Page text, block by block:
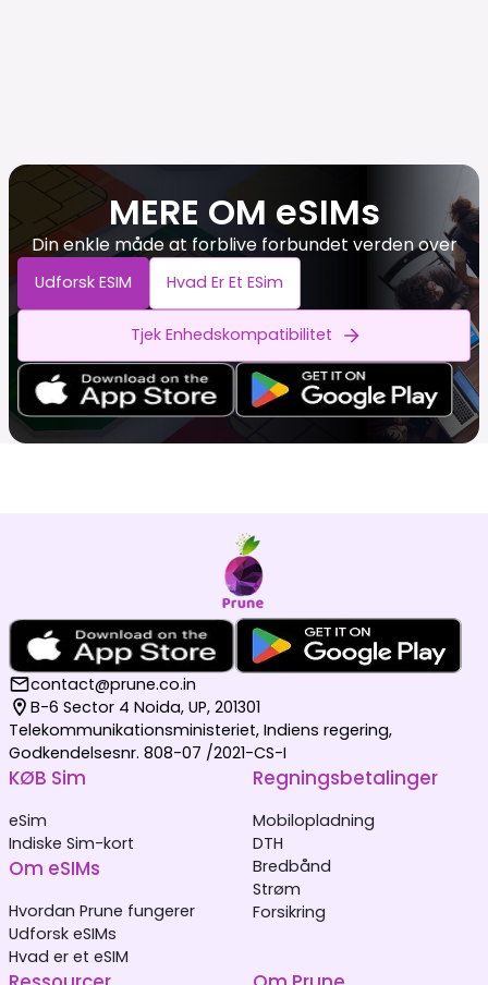
MERE OM eSIMs
Din enkle måde at forblive forbundet verden over
Udforsk ESIM Hvad Er Et ESim
Tjek Enhedskompatibilitet
contact@prune.co.in
B-6 Sector 4 Noida, UP, 201301
Telekommunikationsministeriet, Indiens regering,
Godkendelsesnr. 808-07 /2021-CS-I
KØB Sim
eSim
Indiske Sim-kort
Om eSIMs
Hvordan Prune fungerer
Udforsk eSIMs
Hvad er et eSIM
Regningsbetalinger
Mobilopladning
DTH
Bredbånd
Strøm
Forsikring